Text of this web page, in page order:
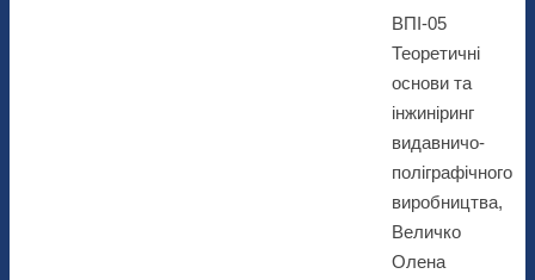
ВПІ-05
Теоретичні
основи та
інжиніринг
видавничо-
поліграфічного
виробництва,
Величко
Олена